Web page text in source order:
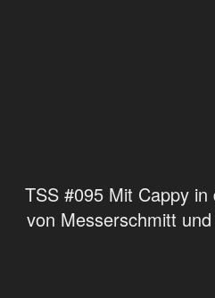
TSS #095 Mit Cappy
von Messerschmitt